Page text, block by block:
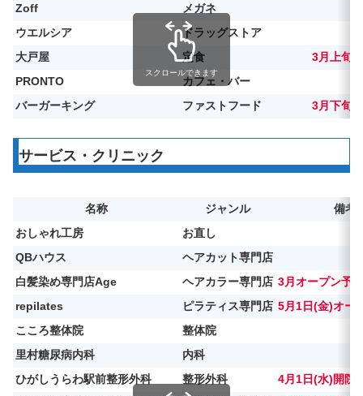
Zoff
メガネ
ウエルシア
ドラッグストア
大戸屋
定食
3月上旬
PRONTO
カフェ・バー
バーガーキング
ファストフード 3月下旬
スクロールできます
サービス・クリニック
名称 ジャンル
備考
おしゃれ工房
お直し
QBハウス
ヘアカット専門店
白髪染め専門店Age
ヘアカラー専門店 3月オープン予
repilates
ピラティス専門店 5月1日(金)オー
こころ整体院
整体院
里村糖尿病内科
内科
ひがしうらわ駅前整形外科
整形外科
4月1日(水)開院